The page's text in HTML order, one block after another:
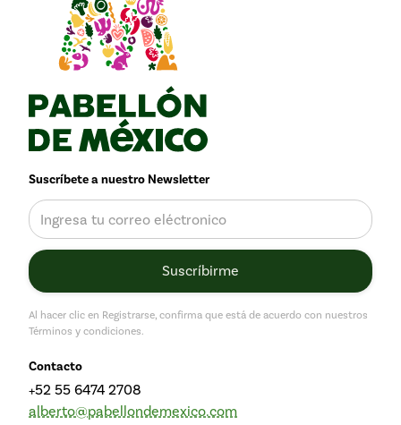
Suscríbete a nuestro Newsletter
Al hacer clic en Registrarse, confirma que está de acuerdo con nuestros
Términos y condiciones.
Contacto
+52 55 6474 2708
alberto@pabellondemexico.com